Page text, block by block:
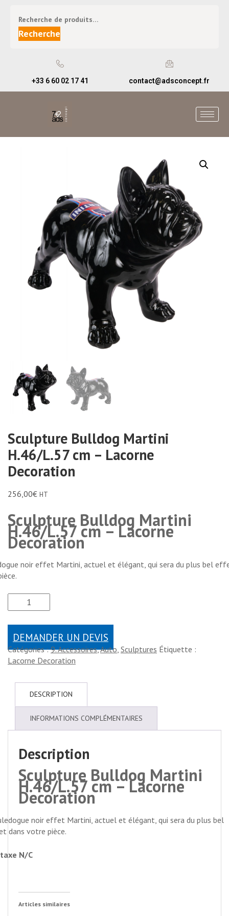
Recherche
+33 6 60 02 17 41 contact@adsconcept.fr
Sculpture Bulldog Martini
H.46/L.57 cm – Lacorne
Decoration
256,00€ HT
Sculpture Bulldog Martini
H.46/L.57 cm – Lacorne
Decoration
noir effet Martini, actuel et élégant, qui sera du plus bel
DEMANDER UN DEVIS
Catégories :9. Accessoires,Auto, Sculptures Étiquette :
Lacorne Decoration
DESCRIPTION
INFORMATIONS COMPLÉMENTAIRES
Description
Sculpture Bulldog Martini
H.46/L.57 cm – Lacorne
Decoration
noir effet Martini, actuel et élégant, qui sera du plus bel
dans votre pièce.
N/C
Articles similaires